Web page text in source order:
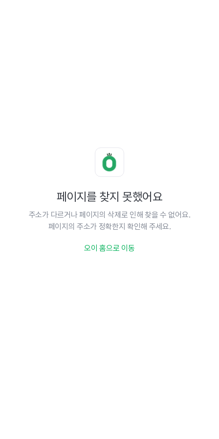
페이지를 찾지 못했어요
주소가 다르거나 페이지의 삭제로 인해 찾을 수 없어요.
페이지의 주소가 정확한지 확인해 주세요.
오이 홈으로 이동